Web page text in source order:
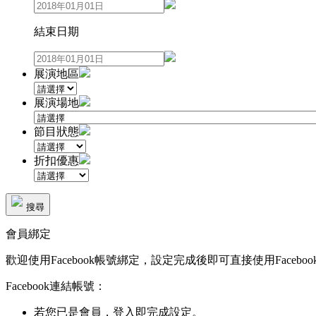
結束日期
展演地區
展演場地
節目狀態
折扣優惠
搜尋
會員綁定
歡迎使用Facebook帳號綁定，設定完成後即可直接使用
Facebook連結帳號：
若您已是會員，登入即完成設定。